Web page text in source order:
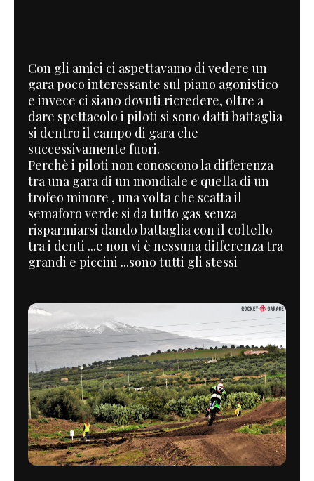
Con gli amici ci aspettavamo di vedere un
gara poco interessante sul piano agonistico
e invece ci siano dovuti ricredere, oltre a
dare spettacolo i piloti si sono datti battaglia
si dentro il campo di gara che
successivamente fuori.
Perchè i piloti non conoscono la differenza
tra una gara di un mondiale e quella di un
trofeo minore , una volta che scatta il
semaforo verde si da tutto gas senza
risparmiarsi dando battaglia con il coltello
tra i denti ...e non vi è nessuna differenza tra
grandi e piccini ...sono tutti gli stessi